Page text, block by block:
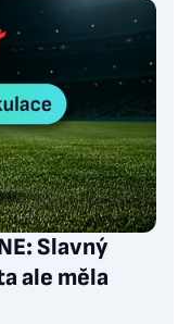
Slavný
ale měla